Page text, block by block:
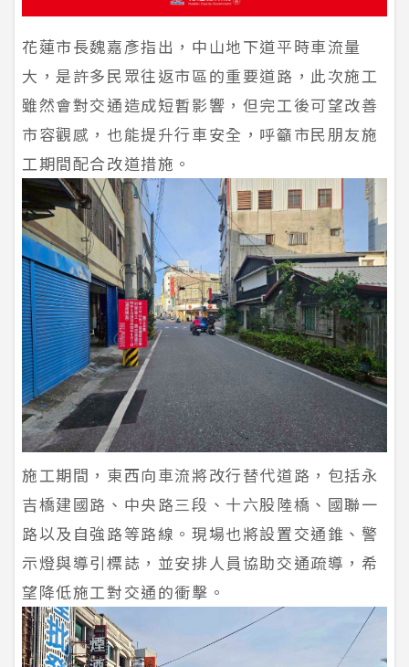
花蓮市長魏嘉彥指出，中山地下道平時車流量
大，是許多民眾往返市區的重要道路，此次施工
雖然會對交通造成短暫影響，但完工後可望改善
市容觀感，也能提升行車安全，呼籲市民朋友施
工期間配合改道措施。
施工期間，東西向車流將改行替代道路，包括永
吉橋建國路、中央路三段、十六股陸橋、國聯一
路以及自強路等路線。現場也將設置交通錐、警
示燈與導引標誌，並安排人員協助交通疏導，希
望降低施工對交通的衝擊。